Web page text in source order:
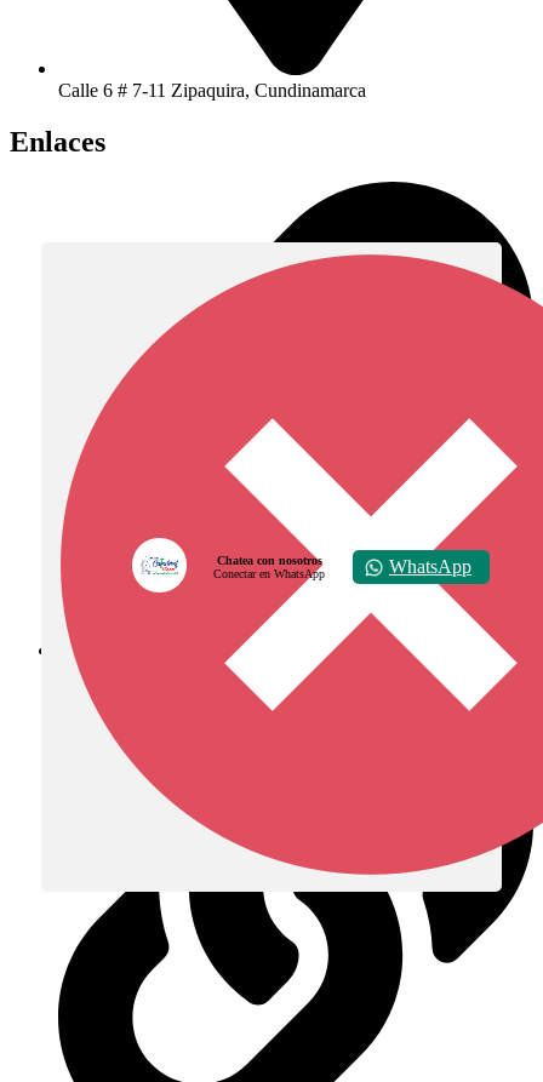
Calle 6 # 7-11 Zipaquira, Cundinamarca
Enlaces
Diócesis de Zipaquirá
Chatea con nosotros
Conectar en WhatsApp
WhatsApp